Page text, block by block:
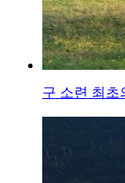
구 소련 최초